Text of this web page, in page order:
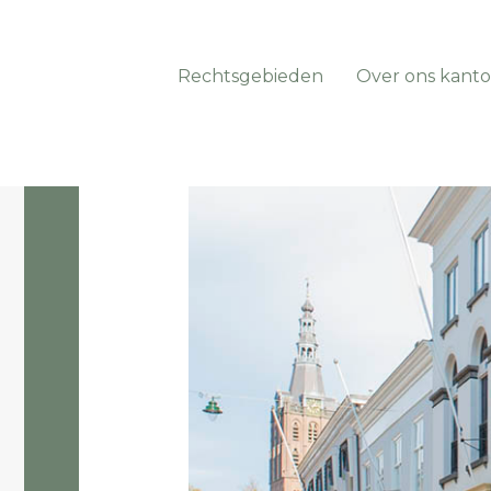
Rechtsgebieden Over ons